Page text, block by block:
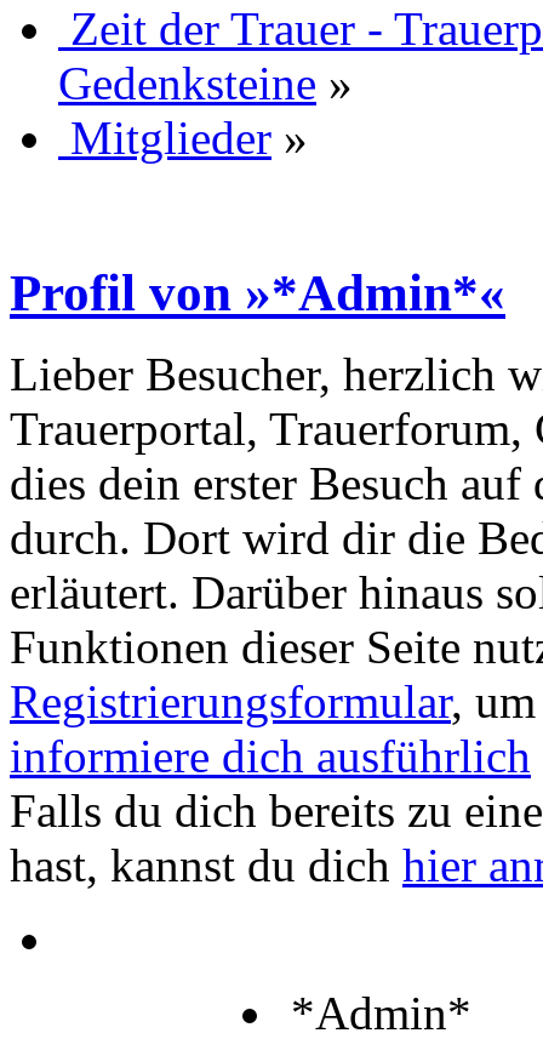
Zeit der Trauer -
Gedenksteine »
Mitglieder »
Profil von »*Admin*«
Lieber Besucher, herzlich
Trauerportal, Trauerforum,
dies dein erster Besuch
durch. Dort wird dir die
erläutert. Darüber hinaus
Funktionen dieser Seite
Registrierungsformular,
informiere dich ausführlich
Falls du dich bereits zu
hast, kannst du dich hier
*Admin*